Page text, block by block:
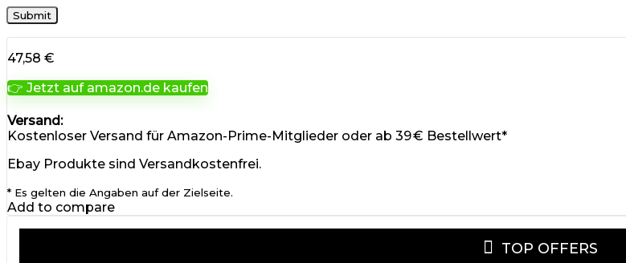
47,58 €
👉 Jetzt auf amazon.de kaufen
Versand:
Kostenloser Versand für Amazon-Prime-Mitglieder oder ab 39 € Bestellwert*
Ebay Produkte sind Versandkostenfrei.
* Es gelten die Angaben auf der Zielseite.
Add to compare
TOP OFFERS